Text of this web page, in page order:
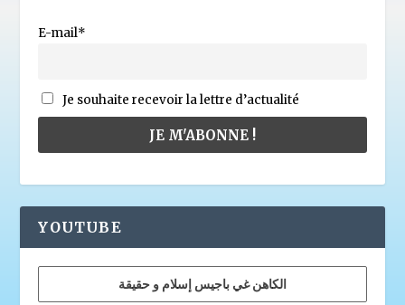
E-mail*
Je souhaite recevoir la lettre d’actualité
YOUTUBE
الكاهن غي باجيس إسلام و حقيقة